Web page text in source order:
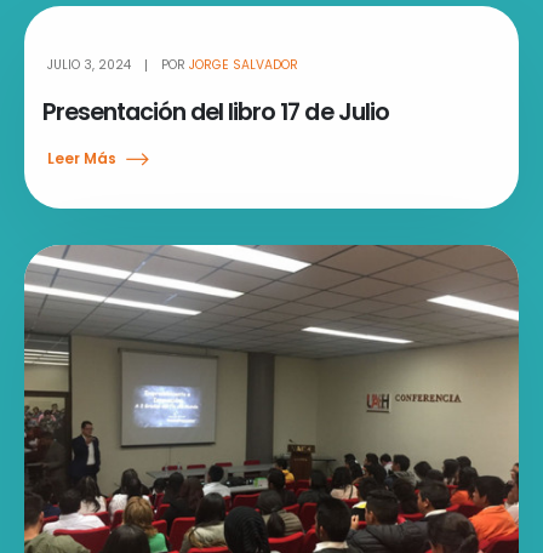
JULIO 3, 2024 POR JORGE SALVADOR
Presentación del libro 17 de Julio
Leer Más